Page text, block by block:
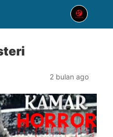
2 bulan ago